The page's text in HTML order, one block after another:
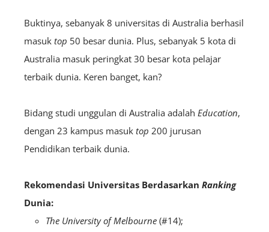
Buktinya, sebanyak 8 universitas di Australia berhasil
masuk top 50 besar dunia. Plus, sebanyak 5 kota di
Australia masuk peringkat 30 besar kota pelajar
terbaik dunia. Keren banget, kan?
Bidang studi unggulan di Australia adalah Education,
dengan 23 kampus masuk top 200 jurusan
Pendidikan terbaik dunia.
Rekomendasi Universitas Berdasarkan Ranking
Dunia:
The University of Melbourne (#14);